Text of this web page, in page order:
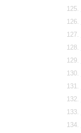
125.
126.
127.
128.
129.
130.
131.
132.
133.
134.